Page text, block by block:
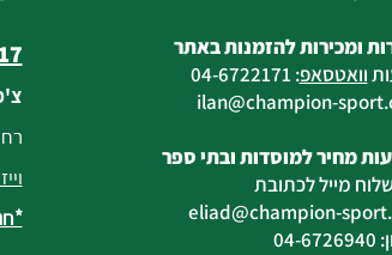
רח'
ומכירות להזמנות באתר
וואטסאפ:
04-6722171
@champion-
מחיר למוסדות ובתי ספר
מייל לכתובת
eliad@champion-